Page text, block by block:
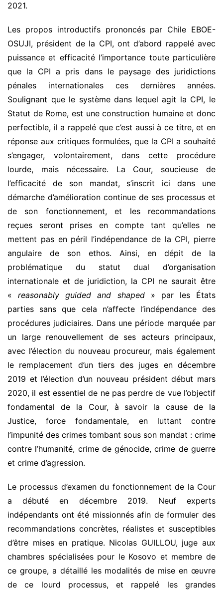
2021.
Les propos introductifs prononcés par Chile EBOE-
OSUJI, président de la CPI, ont d’abord rappelé avec
puissance et efficacité l’importance toute particulière
que la CPI a pris dans le paysage des juridictions
pénales internationales ces dernières années.
Soulignant que le système dans lequel agit la CPI, le
Statut de Rome, est une construction humaine et donc
perfectible, il a rappelé que c’est aussi à ce titre, et en
réponse aux critiques formulées, que la CPI a souhaité
s’engager, volontairement, dans cette procédure
lourde, mais nécessaire. La Cour, soucieuse de
l’efficacité de son mandat, s’inscrit ici dans une
démarche d’amélioration continue de ses processus et
de son fonctionnement, et les recommandations
reçues seront prises en compte tant qu’elles ne
mettent pas en péril l’indépendance de la CPI, pierre
angulaire de son ethos. Ainsi, en dépit de la
problématique du statut dual d’organisation
internationale et de juridiction, la CPI ne saurait être
«reasonably guided and shaped» par les États
parties sans que cela n’affecte l’indépendance des
procédures judiciaires. Dans une période marquée par
un large renouvellement de ses acteurs principaux,
avec l’élection du nouveau procureur, mais également
le remplacement d’un tiers des juges en décembre
2019 et l’élection d’un nouveau président début mars
2020, il est essentiel de ne pas perdre de vue l’objectif
fondamental de la Cour, à savoir la cause de la
Justice, force fondamentale, en luttant contre
l’impunité des crimes tombant sous son mandat : crime
contre l’humanité, crime de génocide, crime de guerre
et crime d’agression.
Le processus d’examen du fonctionnement de la Cour
a débuté en décembre 2019. Neuf experts
indépendants ont été missionnés afin de formuler des
recommandations concrètes, réalistes et susceptibles
d’être mises en pratique. Nicolas GUILLOU, juge aux
chambres spécialisées pour le Kosovo et membre de
ce groupe, a détaillé les modalités de mise en œuvre
de ce lourd processus, et rappelé les grandes